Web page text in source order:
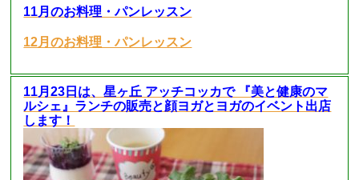
11月のお料理・パンレッスン
12月のお料理・パンレッスン
11月23日は、星ヶ丘 アッチコッカで 『美と健康のマ
ルシェ』ランチの販売と顔ヨガとヨガのイベント出店
します！